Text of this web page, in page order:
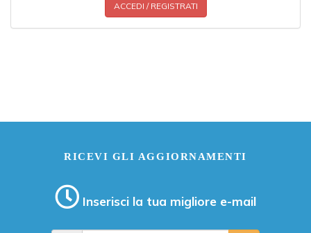
ACCEDI / REGISTRATI
RICEVI GLI AGGIORNAMENTI
Inserisci la tua migliore e-mail